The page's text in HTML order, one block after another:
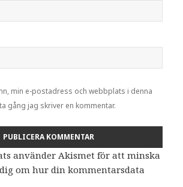
min e-postadress och webbplats i denna
gång jag skriver en kommentar.
använder Akismet för att minska
om hur din kommentarsdata